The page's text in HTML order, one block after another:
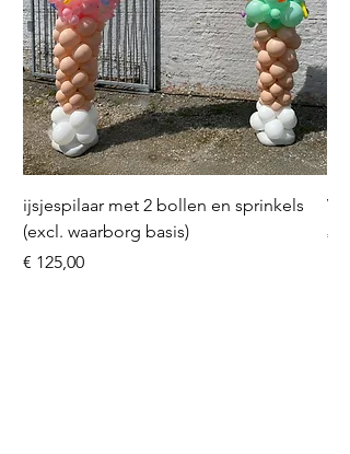
ijsjespilaar met 2 bollen en sprinkels
(excl. waarborg basis)
Prijs
€ 125,00
Prijs
€